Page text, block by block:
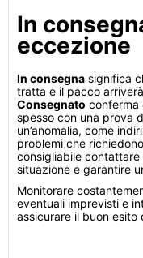
In
eccezione
In consegna significa
tratta e il pacco
Consegnato conferma
spesso con una prova
un’anomalia, come
problemi che
consigliabile
situazione e garantire
Monitorare
eventuali imprevisti e
assicurare il buon esito